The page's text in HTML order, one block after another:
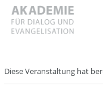
Skip
content
Diese Veranstaltung hat